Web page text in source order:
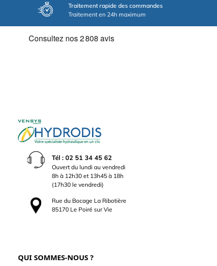
Traitement rapide des commandes
Traitement en 24h maximum
Tél : 02 51 34 45 62
Ouvert du lundi au vendredi
8h à 12h30 et 13h45 à 18h
(17h30 le vendredi)
Rue du Bocage La Ribotière
85170 Le Poiré sur Vie
QUI SOMMES-NOUS ?